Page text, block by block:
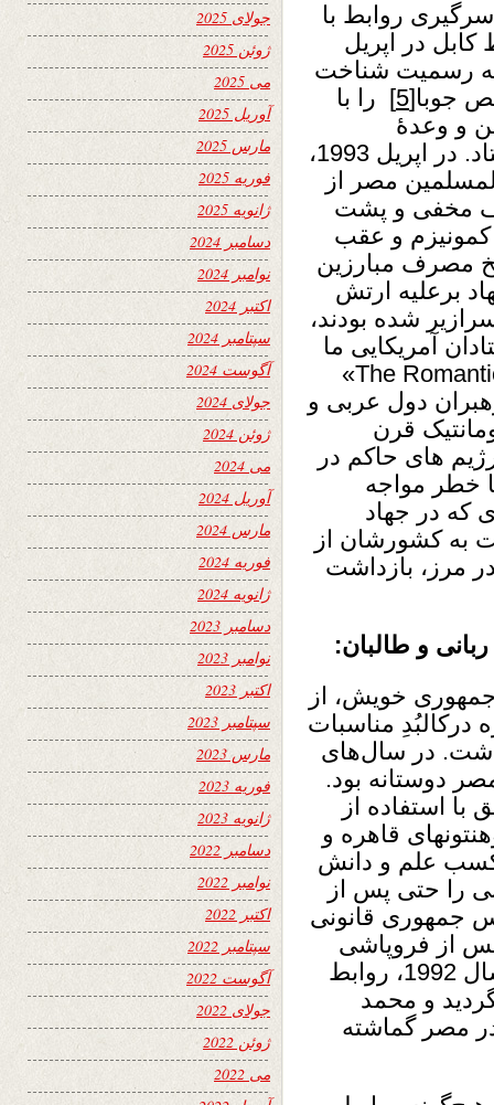
سرگیری روابط با
در اپریل
به‌ رسمیت شناخت
جوبا[5]
را با
و وعدۀ
کمک‌های بیشتر برای افغانها، به کابل فرستاد. در اپریل 1993،
مصر از
مخفی و پشت
1998). با شکست کمونیزم و عقب
مصرف مبارزین
برعلیه ارتش
شده بودند،
آمریکایی ما
در پشاور «The Romantic Heroes of the 20th Century»
دول عربی و
قرن
های حاکم در
خطر مواجه
که در جهاد
به کشورشان از
مرز، بازداشت
و طالبان:
جمهوری خویش، از
درکالبُدِ مناسبات
در سال‌های
دوستانه بود.
استفاده از
قاهره و
علم و دانش
را حتی پس از
جمهوری قانونی
از فروپاشی
دولت داکتر نجیب و پیروزی مجاهدین در سال 1992، روابط
و محمد
مصر گماشته
جولای 2025
ژوئن 2025
می 2025
آوریل 2025
مارس 2025
فوریه 2025
ژانویه 2025
دسامبر 2024
نوامبر 2024
اکتبر 2024
سپتامبر 2024
آگوست 2024
جولای 2024
ژوئن 2024
می 2024
آوریل 2024
مارس 2024
فوریه 2024
ژانویه 2024
دسامبر 2023
نوامبر 2023
اکتبر 2023
سپتامبر 2023
مارس 2023
فوریه 2023
ژانویه 2023
دسامبر 2022
نوامبر 2022
اکتبر 2022
سپتامبر 2022
آگوست 2022
جولای 2022
ژوئن 2022
می 2022